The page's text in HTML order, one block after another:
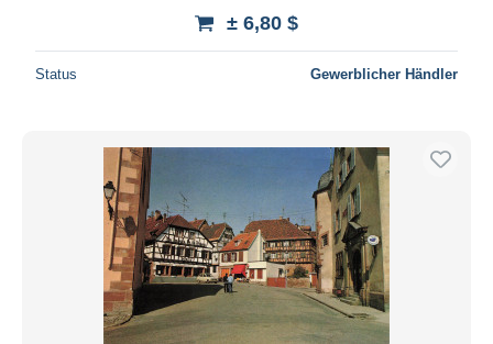
± 6,80 $
Status Gewerblicher Händler